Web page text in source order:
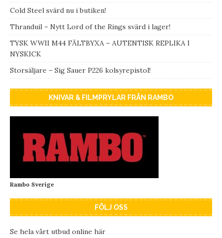
Cold Steel svärd nu i butiken!
Thranduil – Nytt Lord of the Rings svärd i lager!
TYSK WWII M44 FÄLTBYXA – AUTENTISK REPLIKA I
NYSKICK
Storsäljare – Sig Sauer P226 kolsyrepistol!
KNIVAR & FILMPRYLAR FRÅN RAMBO
Rambo Sverige
FÖLJ OSS
Se hela vårt utbud online här